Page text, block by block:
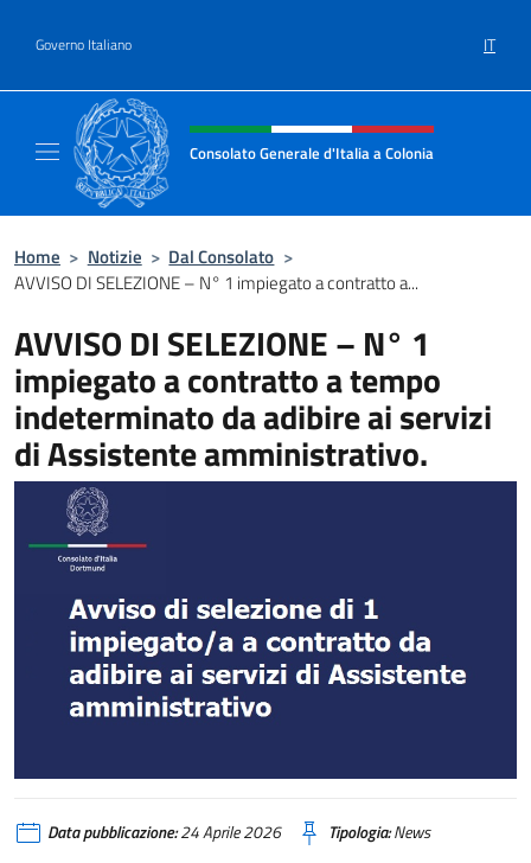
Governo Italiano IT
Intestazione sito, social e menù
Consolato Generale d'Italia a Colonia
Home > Notizie > Dal Consolato >
AVVISO DI SELEZIONE – N° 1 impiegato a contratto a...
AVVISO DI SELEZIONE – N° 1
impiegato a contratto a tempo
indeterminato da adibire ai servizi
di Assistente amministrativo.
Data pubblicazione:24 Aprile 2026 Tipologia:News